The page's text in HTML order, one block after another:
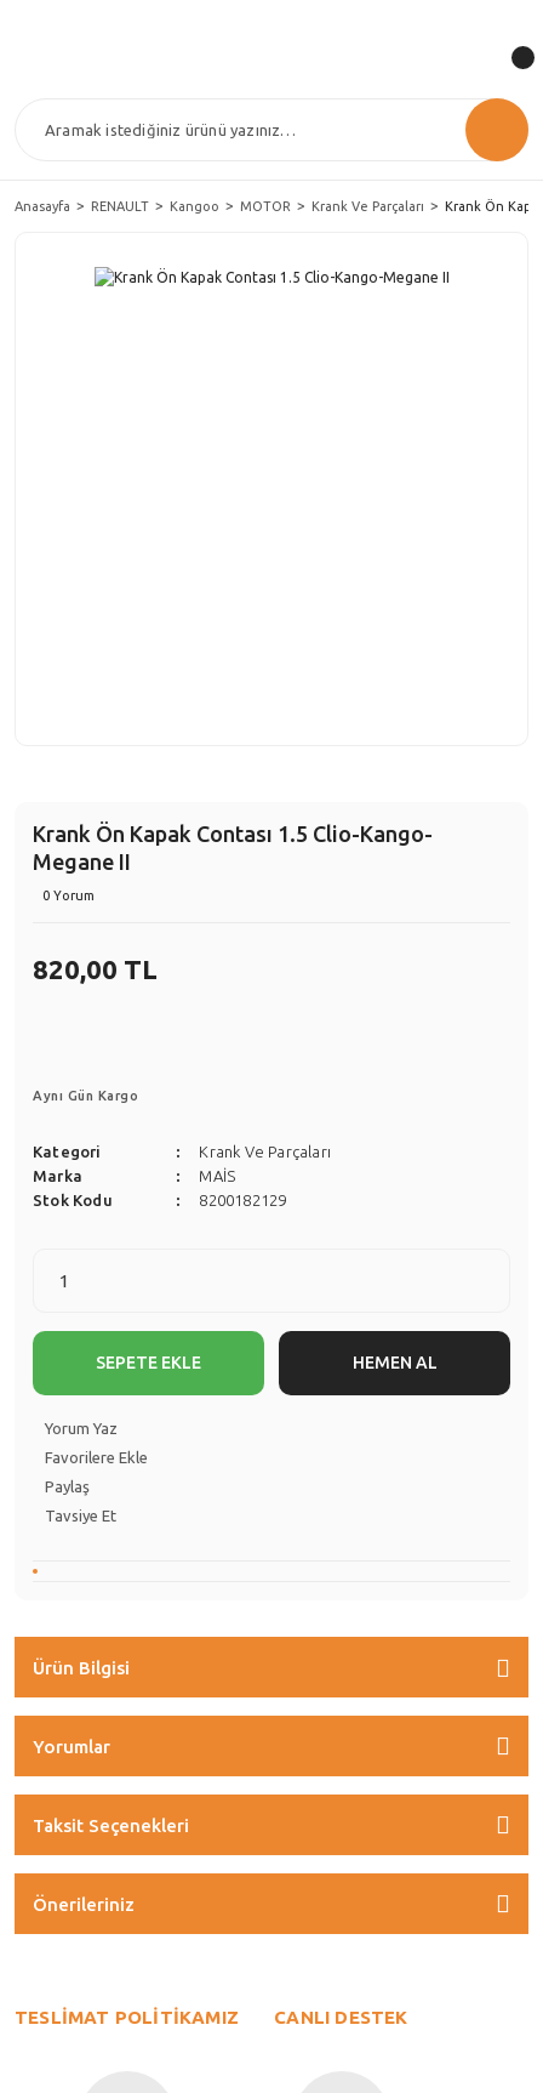
Anasayfa RENAULT Kangoo MOTOR Krank Ve Parçaları Krank Ön
Krank Ön Kapak Contası 1.5 Clio-Kango-
Megane II
0 Yorum
820,00 TL
Aynı Gün Kargo
Kategori
Krank Ve Parçaları
Marka
MAİS
Stok Kodu
8200182129
SEPETE EKLE HEMEN AL
Yorum Yaz
Paylaş
Tavsiye Et
Ürün Bilgisi
Yorumlar
Taksit Seçenekleri
Önerileriniz
TESLİMAT POLİTİKAMIZ CANLI DESTEK